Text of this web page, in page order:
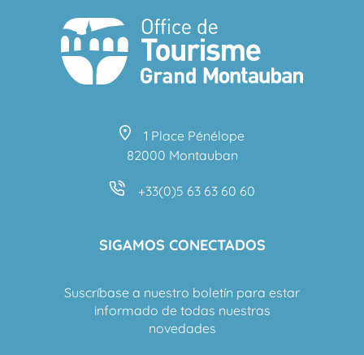
1 Place Pénélope
82000 Montauban
+33(0)5 63 63 60 60
SIGAMOS CONECTADOS
Suscríbase a nuestro boletín para estar
informado de todas nuestras
novedades